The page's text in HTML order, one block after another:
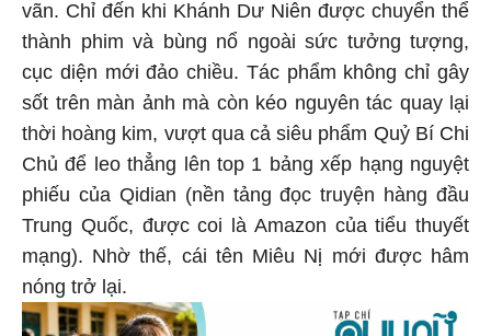
vãn. Chỉ đến khi Khánh Dư Niên được chuyển thể
thành phim và bùng nổ ngoài sức tưởng tượng,
cục diện mới đảo chiều. Tác phẩm không chỉ gây
sốt trên màn ảnh mà còn kéo nguyên tác quay lại
thời hoàng kim, vượt qua cả siêu phẩm Quỷ Bí Chi
Chủ để leo thẳng lên top 1 bảng xếp hạng nguyệt
phiếu của Qidian (nền tảng đọc truyện hàng đầu
Trung Quốc, được coi là Amazon của tiểu thuyết
mạng). Nhờ thế, cái tên Miêu Nị mới được hâm
nóng trở lại.